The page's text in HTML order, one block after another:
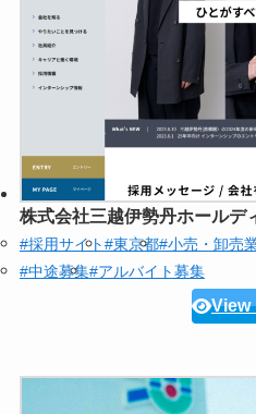
株式会社三越伊勢丹ホールデ
#採用サイト#東京都#小売・卸売
#中途募集#アルバイト募集
View